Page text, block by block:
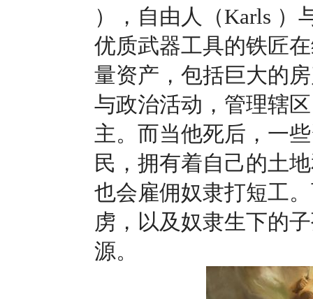
），自由人（Karls ）
优质武器工具的铁匠
量资产，包括巨大的
与政治活动，管理辖
主。而当他死后，一
民，拥有着自己的土
也会雇佣奴隶打短工
虏，以及奴隶生下的
源。